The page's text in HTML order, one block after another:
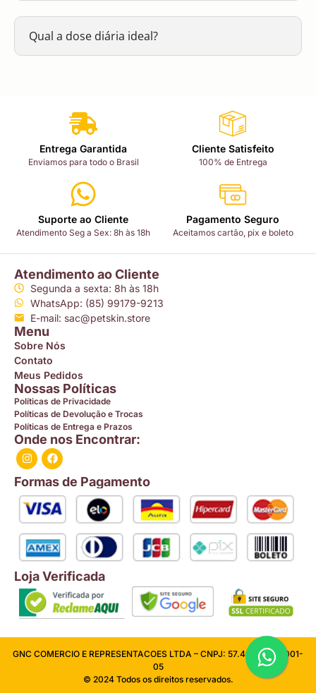
Qual a dose diária ideal?
Entrega Garantida
Enviamos para todo o Brasil
Cliente Satisfeito
100% de Entrega
Suporte ao Cliente
Atendimento Seg a Sex: 8h às 18h
Pagamento Seguro
Aceitamos cartão, pix e boleto
Atendimento ao Cliente
Segunda a sexta: 8h às 18h
WhatsApp: (85) 99179-9213
E-mail: sac@petskin.store
Menu
Sobre Nós
Contato
Meus Pedidos
Nossas Políticas
Políticas de Privacidade
Políticas de Devolução e Trocas
Políticas de Entrega e Prazos
Onde nos Encontrar:
Formas de Pagamento
Loja Verificada
GNC COMERCIO E REPRESENTACOES LTDA – CNPJ: 57.409.026/0001-
05
© 2024 Todos os direitos reservados.